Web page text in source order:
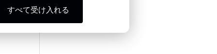
すべて受け入れる